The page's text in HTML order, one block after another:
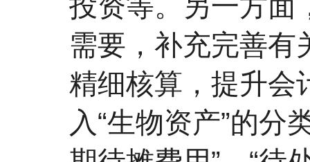
需要，补充完善有
精细核算，提升会
入“生物资产”的分